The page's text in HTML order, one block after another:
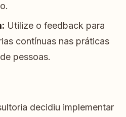
Utilize o feedback para
contínuas nas práticas
pessoas.
decidiu implementar